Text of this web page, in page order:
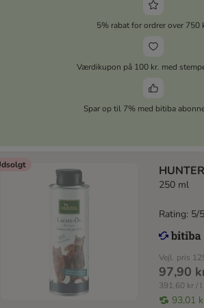
5% rabat for ordrer over 750
Værdikupon på 100 kr. med
Spar op til 7% med bitiba
250 ml
Vejl. pris
97,90
391,60 kr / l
93,01
Rating: 5/5